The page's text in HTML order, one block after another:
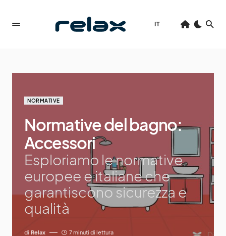
IT
NORMATIVE
Normative del bagno:
Accessori
Esploriamo le normative
europee e italiane che
garantiscono sicurezza e
qualità
di Relax 7 minuti di lettura